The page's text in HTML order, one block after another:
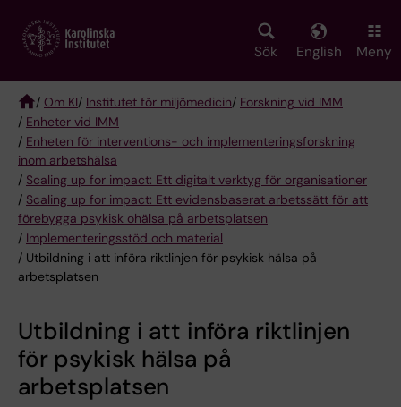
main
Sök English Meny
Breadcrumb
/ Om KI/ Institutet för miljömedicin/ Forskning vid IMM
/ Enheter vid IMM
/ Enheten för interventions- och implementeringsforskning
inom arbetshälsa
/ Scaling up for impact: Ett digitalt verktyg för organisationer
/ Scaling up for impact: Ett evidensbaserat arbetssätt för att
förebygga psykisk ohälsa på arbetsplatsen
/ Implementeringsstöd och material
/ Utbildning i att införa riktlinjen för psykisk hälsa på
arbetsplatsen
Utbildning i att införa riktlinjen
för psykisk hälsa på
arbetsplatsen